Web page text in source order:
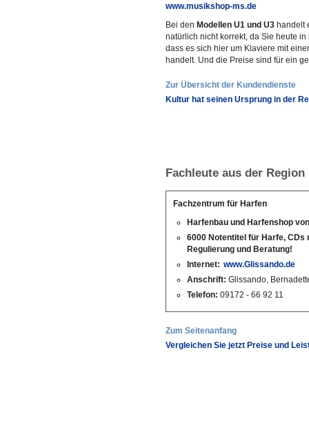
www.musikshop-ms.de
Bei den Modellen U1 und U3 handelt
natürlich nicht korrekt, da Sie heute
dass es sich hier um Klaviere mit
handelt. Und die Preise sind für ein
Zur Übersicht der Kundendienste
Kultur hat seinen Ursprung in der
Fachleute aus der Region
Fachzentrum für Harfen
Harfenbau und Harfenshop
6000 Notentitel für Harfe,
Regulierung und Beratung!
Internet: www.Glissando.de
Anschrift: Glissando,
Telefon: 09172 - 66 92 11
Zum Seitenanfang
Vergleichen Sie jetzt Preise und